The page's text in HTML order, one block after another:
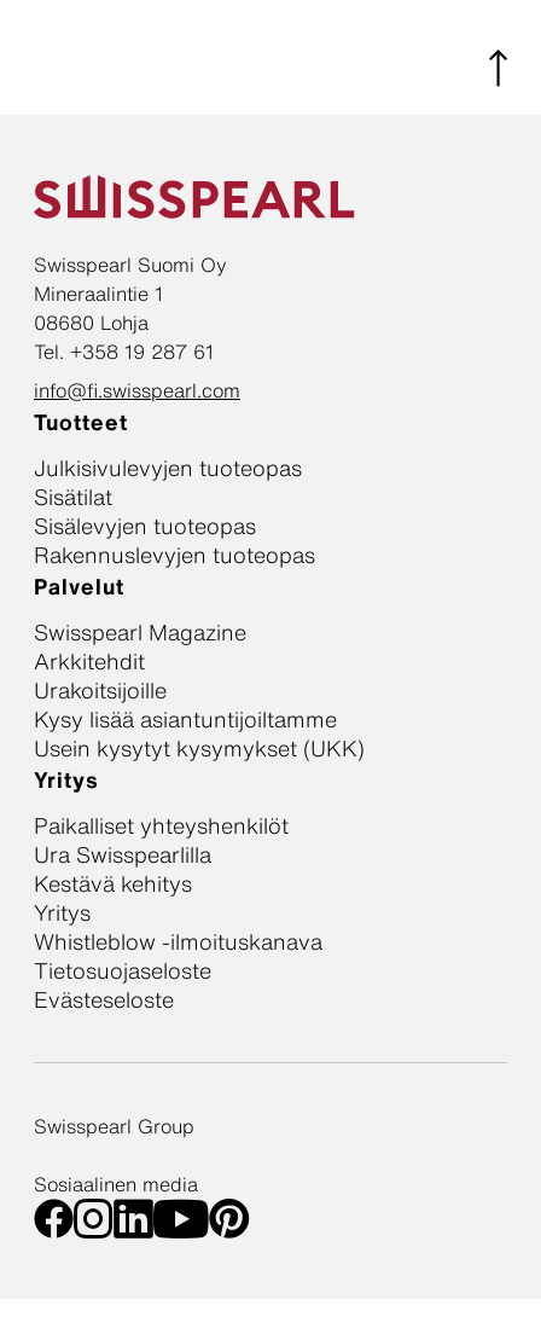
Swisspearl Suomi Oy
Mineraalintie 1
08680 Lohja
Tel. +358 19 287 61
info@fi.swisspearl.com
Tuotteet
Julkisivulevyjen tuoteopas
Sisätilat
Sisälevyjen tuoteopas
Rakennuslevyjen tuoteopas
Palvelut
Swisspearl Magazine
Arkkitehdit
Urakoitsijoille
Kysy lisää asiantuntijoiltamme
Usein kysytyt kysymykset (UKK)
Yritys
Paikalliset yhteyshenkilöt
Ura Swisspearlilla
Kestävä kehitys
Yritys
Whistleblow -ilmoituskanava
Tietosuojaseloste
Evästeseloste
Swisspearl Group
Sosiaalinen media